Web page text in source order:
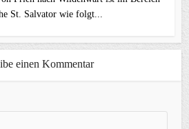
St. Salvator wie folgt...
einen Kommentar